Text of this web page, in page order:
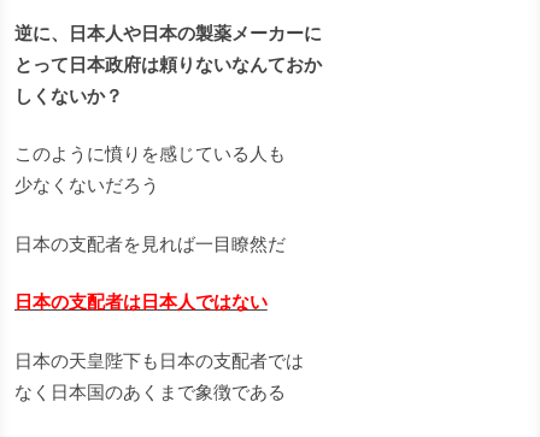
逆に、日本人や日本の製薬メーカーに
とって日本政府は頼りないなんておか
しくないか？
このように憤りを感じている人も
少なくないだろう
日本の支配者を見れば一目瞭然だ
日本の支配者は日本人ではない
日本の天皇陛下も日本の支配者では
なく日本国のあくまで象徴である